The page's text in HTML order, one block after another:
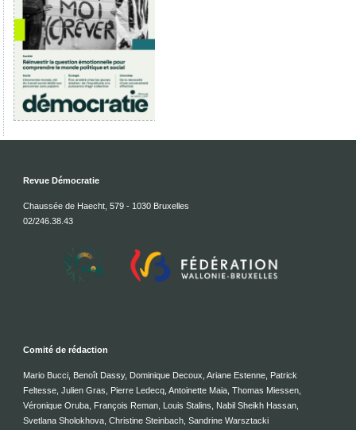
Revue Démocratie
Chaussée de Haecht, 579 - 1030 Bruxelles
02/246.38.43
Comité de rédaction
Mario Bucci, Benoît Dassy, Dominique Decoux, Ariane Estenne, Patrick
Feltesse, Julien Gras, Pierre Ledecq, Antoinette Maia, Thomas Miessen,
Véronique Oruba, François Reman, Louis Stalins, Nabil Sheikh Hassan,
Svetlana Sholokhova, Christine Steinbach, Sandrine Warsztacki